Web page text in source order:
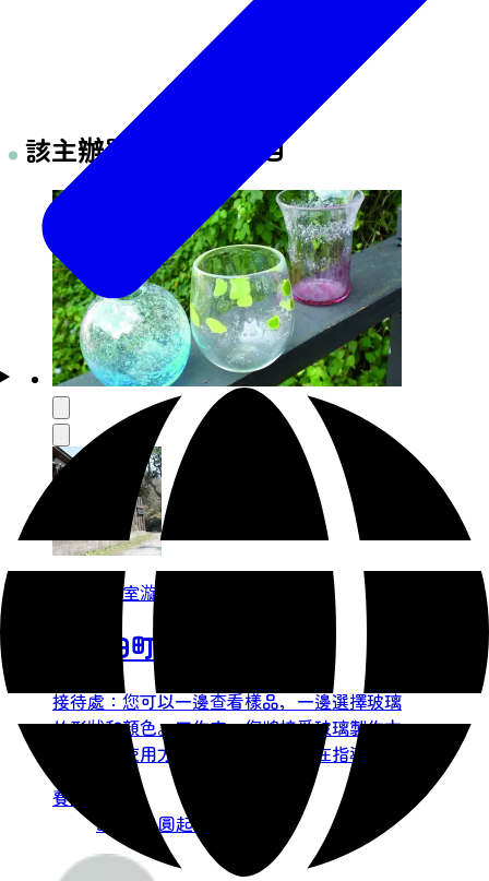
該主辦單位的體驗項目
玻璃工作室漩渦
在村田町體驗玻璃吹製
接待處：您可以一邊查看樣品，一邊選擇玻璃
的形狀和顏色。工作室：您將接受玻璃製作方
法和工具使用方法的指導。體驗：在指導老師
的指導下，學員將玻璃熔化至1200℃，充氣，
並使用專用工具進行塑形。成品將被放入窯爐
中緩慢冷卻。產品將在大約一周內送達您在日
本的地址。或者，您也可以安排稍後到工作室
費用：
3,500 日圓起（含稅）